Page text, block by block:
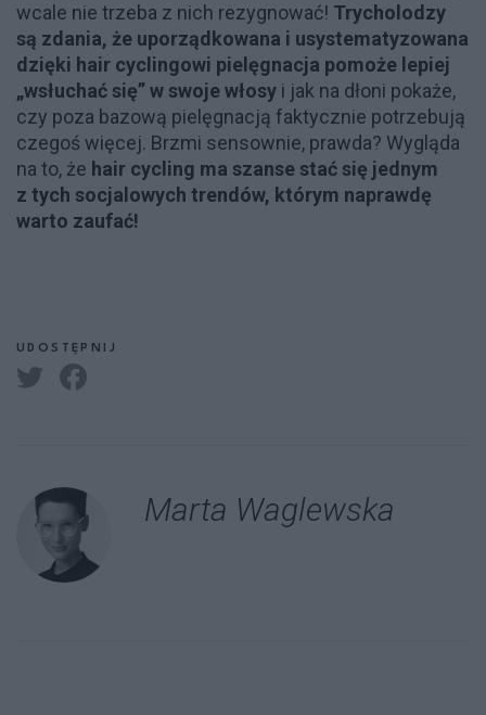
wcale nie trzeba z nich rezygnować! Trycholodzy
są zdania, że uporządkowana i usystematyzowana
dzięki hair cyclingowi pielęgnacja pomoże lepiej
„wsłuchać się” w swoje włosy i jak na dłoni pokaże,
czy poza bazową pielęgnacją faktycznie potrzebują
czegoś więcej. Brzmi sensownie, prawda? Wygląda
na to, że hair cycling ma szanse stać się jednym
z tych socjalowych trendów, którym naprawdę
warto zaufać!
UDOSTĘPNIJ
Marta Waglewska